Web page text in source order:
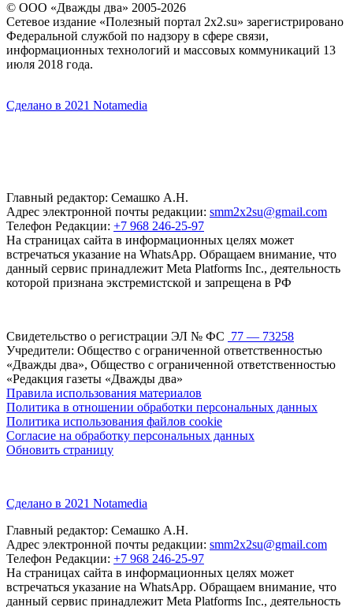
© ООО «Дважды два» 2005-2026
Сетевое издание «Полезный портал 2x2.su» зарегистрировано
Федеральной службой по надзору в сфере связи,
информационных технологий и массовых коммуникаций 13
июля 2018 года.
Сделано в 2021 Notamedia
Главный редактор: Семашко А.Н.
Адрес электронной почты редакции: smm2x2su@gmail.com
Телефон Редакции: +7 968 246-25-97
На страницах сайта в информационных целях может
встречаться указание на WhatsApp. Обращаем внимание, что
данный сервис принадлежит Meta Platforms Inc., деятельность
которой признана экстремистской и запрещена в РФ
Свидетельство о регистрации ЭЛ № ФС 77 — 73258
Учредители: Общество с ограниченной ответственностью
«Дважды два», Общество с ограниченной ответственностью
«Редакция газеты «Дважды два»
Правила использования материалов
Политика в отношении обработки персональных данных
Политика использования файлов cookie
Согласие на обработку персональных данных
Обновить страницу
Сделано в 2021 Notamedia
Главный редактор: Семашко А.Н.
Адрес электронной почты редакции: smm2x2su@gmail.com
Телефон Редакции: +7 968 246-25-97
На страницах сайта в информационных целях может
встречаться указание на WhatsApp. Обращаем внимание, что
данный сервис принадлежит Meta Platforms Inc., деятельность